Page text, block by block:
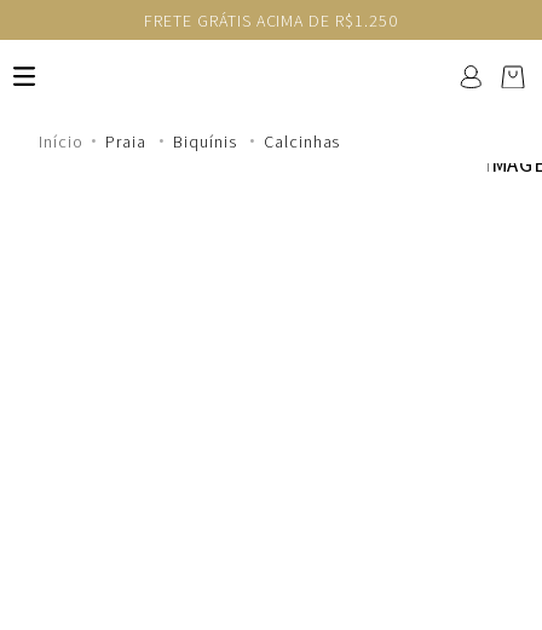
FRETE GRÁTIS ACIMA DE R$1.250
Praia Biquínis Calcinhas